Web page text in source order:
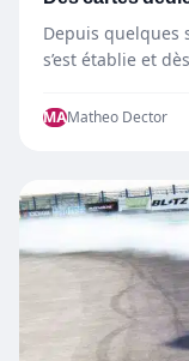
Depuis quelques
s’est établie et
MAMatheo Dector